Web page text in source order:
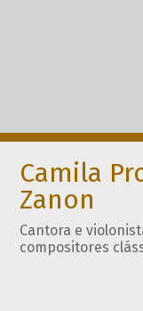
Camila
Zanon
Cantora e
compositores